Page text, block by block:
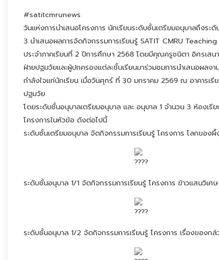
#satitcmrunews
วันแห่งการนำเสนอโครงการ นักเรียนระดับชั้นเตรียมอนุบาลถึงระ
3 นำเสนอผลการจัดกิจกรรมการเรียนรู้ SATIT CMRU
ประจำภาคเรียนที่ 2 ปีการศึกษา 2568 โดยมีคุณครูชนิตา อิศรเสน
ฝ่ายปฐมวัยและผู้ปกครองแต่ละชั้นเรียนมาร่วมชมการนำเสนอผลงา
กำลังใจแก่นักเรียน เมื่อวันศุกร์ ที่ 30 มกราคม 2569 ณ อาคารเรี
ปฐมวัย
โดยระดับชั้นอนุบาลเตรียมอนุบาล และ อนุบาล 1 จำนวน 3 ห้องเรีย
โครงการในหัวข้อ ดังต่อไปนี้
ระดับชั้นเตรียมอนุบาล จัดกิจกรรมการเรียนรู้ โครงการ โลกของผึ้
ระดับชั้นอนุบาล 1/1 จัดกิจกรรมการเรียนรู้ โครงการ ข้าวแสนวิเศษ
ระดับชั้นอนุบาล 1/2 จัดกิจกรรมการเรียนรู้ โครงการ เรื่องของกล้